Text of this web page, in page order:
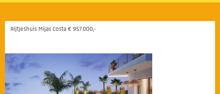
Rijtjeshuis Mijas Costa € 957.000,-